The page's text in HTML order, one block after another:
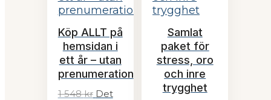
Köp ALLT på
hemsidan i
ett år – utan
prenumeration
1 548kr Det
Samlat
paket för
stress, oro
och inre
trygghet